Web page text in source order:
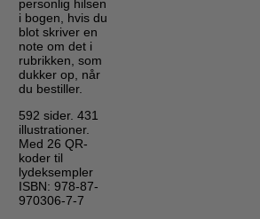
personlig hilsen
i bogen, hvis du
blot skriver en
note om det i
rubrikken, som
dukker op, når
du bestiller.
592 sider. 431
illustrationer.
Med 26 QR-
koder til
lydeksempler
ISBN: 978-87-
970306-7-7